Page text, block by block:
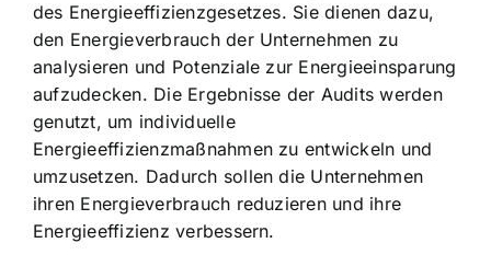
des Energieeffizienzgesetzes. Sie dienen dazu,
den Energieverbrauch der Unternehmen zu
analysieren und Potenziale zur Energieeinsparung
aufzudecken. Die Ergebnisse der Audits werden
genutzt, um individuelle
Energieeffizienzmaßnahmen zu entwickeln und
umzusetzen. Dadurch sollen die Unternehmen
ihren Energieverbrauch reduzieren und ihre
Energieeffizienz verbessern.